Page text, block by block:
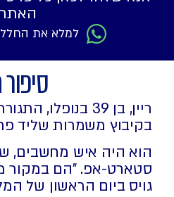
למלא את החלל: 055-
ריין, בן 39
בקיבוץ משמרות שליד
הוא היה איש מחשבים,
סטארט-אפ. "הם במקור
גויס ביום הראשון של המלחמה ב-